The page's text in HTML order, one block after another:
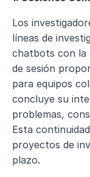
Los
líneas de
chatbots con la
de sesión
para equipos
concluye su
problemas,
Esta
proyectos de
plazo.